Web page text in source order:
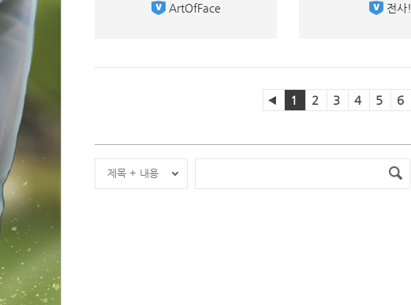
ArtOfFace
전사!
1 2 3 4 5 6
제목 + 내용